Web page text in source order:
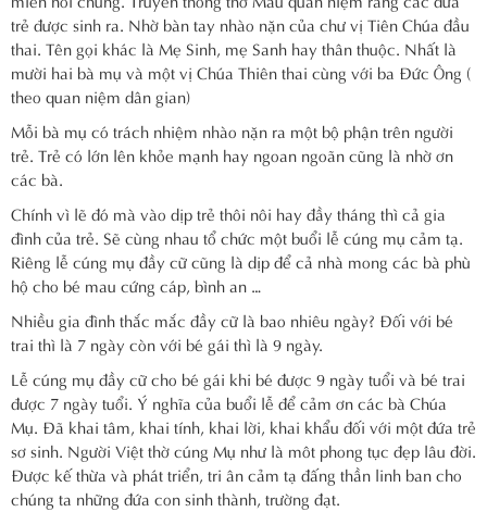
trẻ được sinh ra. Nhờ bàn tay nhào nặn của chư vị Tiên Chúa đầu
thai. Tên gọi khác là Mẹ Sinh, mẹ Sanh hay thân thuộc. Nhất là
mười hai bà mụ và một vị Chúa Thiên thai cùng với ba Đức Ông (
theo quan niệm dân gian)
Mỗi bà mụ có trách nhiệm nhào nặn ra một bộ phận trên người
trẻ. Trẻ có lớn lên khỏe mạnh hay ngoan ngoãn cũng là nhờ ơn
các bà.
Chính vì lẽ đó mà vào dịp trẻ thôi nôi hay đầy tháng thì cả gia
đình của trẻ. Sẽ cùng nhau tổ chức một buổi lễ cúng mụ cảm tạ.
Riêng lễ cúng mụ đầy cữ cũng là dịp để cả nhà mong các bà phù
hộ cho bé mau cứng cáp, bình an …
Nhiều gia đình thắc mắc đầy cữ là bao nhiêu ngày? Đối với bé
trai thì là 7 ngày còn với bé gái thì là 9 ngày.
Lễ cúng mụ đầy cữ cho bé gái khi bé được 9 ngày tuổi và bé trai
được 7 ngày tuổi. Ý nghĩa của buổi lễ để cảm ơn các bà Chúa
Mụ. Đã khai tâm, khai tính, khai lời, khai khẩu đối với một đứa trẻ
sơ sinh. Người Việt thờ cúng Mụ như là môt phong tục đẹp lâu đời.
Được kế thừa và phát triển, tri ân cảm tạ đấng thần linh ban cho
chúng ta những đứa con sinh thành, trường đạt.